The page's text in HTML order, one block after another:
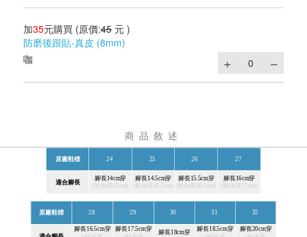
加35元購買 (原價:45 元 )
防磨後跟貼-真皮 (8mm)
咖
商品敘述